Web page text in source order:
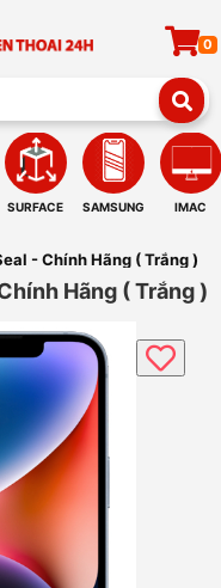
0
SURFACE SAMSUNG IMAC
- Chính Hãng ( Trắng )
Hãng ( Trắng )